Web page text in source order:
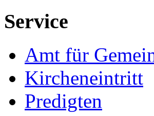
Service
Amt für
Kircheneintritt
Predigten